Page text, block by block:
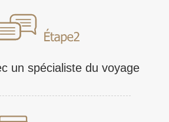
un spécialiste du voyage